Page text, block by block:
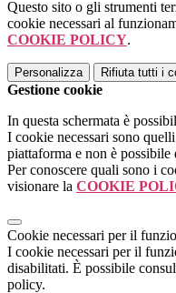
Questo sito o gli strumenti
cookie necessari al
COOKIE POLICY.
Personalizza Rifiuta tutti i
Gestione cookie
In questa schermata è
I cookie necessari sono
piattaforma e non è
Per conoscere quali sono i
visionare la COOKIE
Cookie necessari per il
I cookie necessari per il
disabilitati. È possibile
policy.